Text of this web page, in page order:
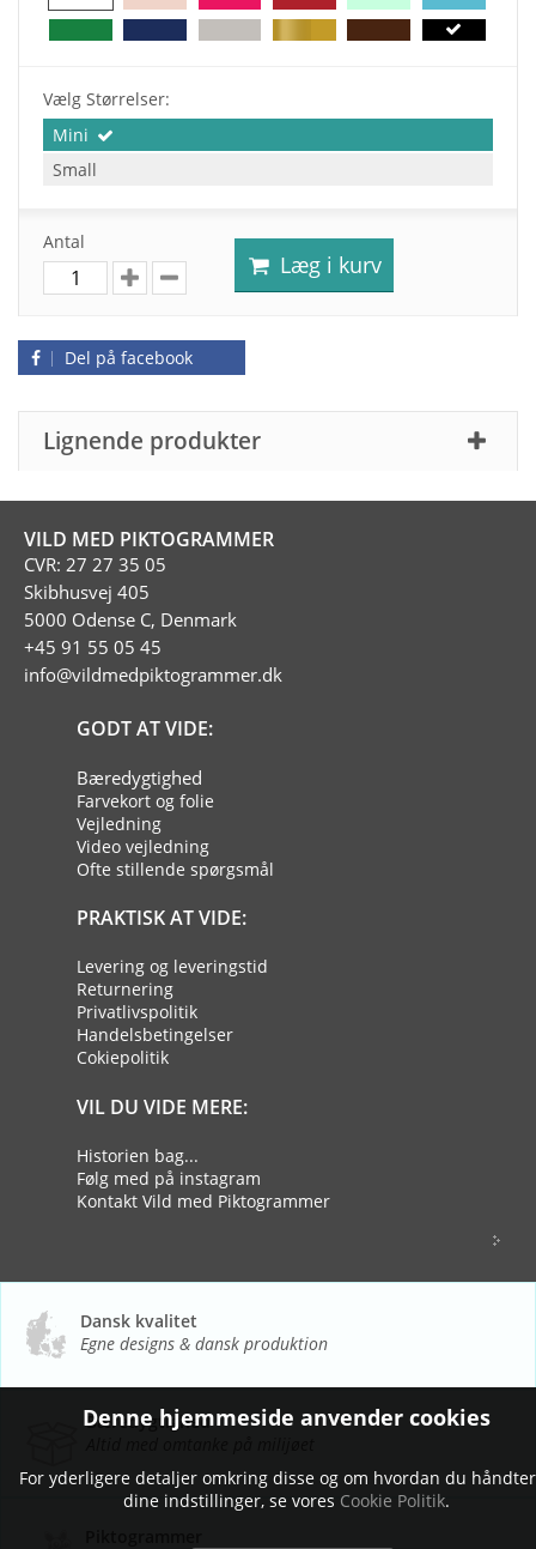
Vælg Størrelser:
Mini
Small
Antal
Læg i kurv
Del på facebook
Lignende produkter
VILD MED PIKTOGRAMMER
CVR: 27 27 35 05
Skibhusvej 405
5000 Odense C, Denmark
+45 91 55 05 45
info@vildmedpiktogrammer.dk
GODT AT VIDE:
Bæredygtighed
Farvekort og folie
Vejledning
Video vejledning
Ofte stillende spørgsmål
PRAKTISK AT VIDE:
Levering og leveringstid
Returnering
Privatlivspolitik
Handelsbetingelser
Cokiepolitik
VIL DU VIDE MERE:
Historien bag...
Følg med på instagram
Kontakt Vild med Piktogrammer
Dansk kvalitet
Egne designs & dansk produktion
Bæredygtighed
Denne hjemmeside anvender cookies
For yderligere detaljer omkring disse og om hvordan du
dine indstillinger, se vores Cookie Politik.